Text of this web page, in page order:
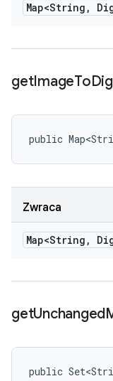
Map<String ,
getImageTo
public
Zwraca
Map<String ,
getUnchanged
public